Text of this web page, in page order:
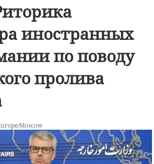
иностранных
по поводу
пролива
Moscow